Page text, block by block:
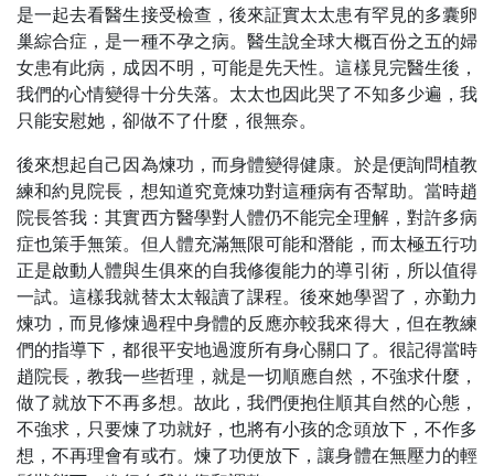
是一起去看醫生接受檢查，後來証實太太患有罕見的多囊卵
巢綜合症，是一種不孕之病。醫生說全球大概百份之五的婦
女患有此病，成因不明，可能是先天性。這樣見完醫生後，
我們的心情變得十分失落。太太也因此哭了不知多少遍，我
只能安慰她，卻做不了什麼，很無奈。
後來想起自己因為煉功，而身體變得健康。於是便詢問植教
練和約見院長，想知道究竟煉功對這種病有否幫助。當時趙
院長答我：其實西方醫學對人體仍不能完全理解，對許多病
症也策手無策。但人體充滿無限可能和潛能，而太極五行功
正是啟動人體與生俱來的自我修復能力的導引術，所以值得
一試。這樣我就替太太報讀了課程。後來她學習了，亦勤力
煉功，而見修煉過程中身體的反應亦較我來得大，但在教練
們的指導下，都很平安地過渡所有身心關口了。很記得當時
趙院長，教我一些哲理，就是一切順應自然，不強求什麼，
做了就放下不再多想。故此，我們便抱住順其自然的心態，
不強求，只要煉了功就好，也將有小孩的念頭放下，不作多
想，不再理會有或冇。煉了功便放下，讓身體在無壓力的輕